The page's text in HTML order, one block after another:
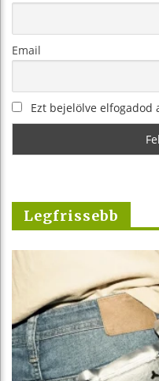
Email
Ezt bejelölve
Legfrissebb